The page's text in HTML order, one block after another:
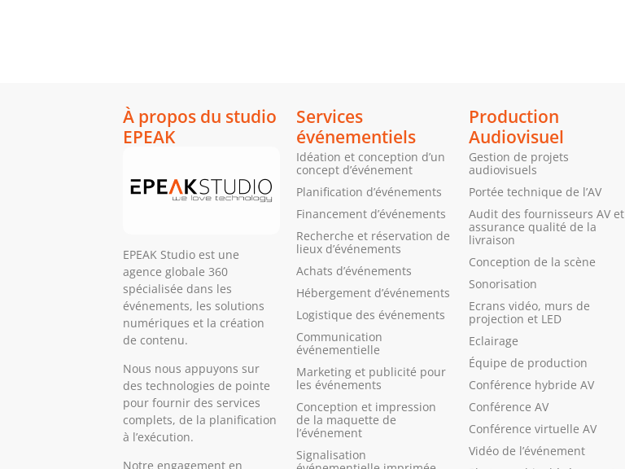
À propos du studio
EPEAK
EPEAK Studio est une
agence globale 360
spécialisée dans les
événements, les solutions
numériques et la création
de contenu.
Nous nous appuyons sur
des technologies de pointe
pour fournir des services
complets, de la planification
à l’exécution.
Notre engagement en
Services
événementiels
Idéation et conception d’un
concept d’événement
Planification d’événements
Financement d’événements
Recherche et réservation de
lieux d’événements
Achats d’événements
Hébergement d’événements
Logistique des événements
Communication
événementielle
Marketing et publicité pour
les événements
Conception et impression
de la maquette de
l’événement
Signalisation
Production
Audiovisuel
Gestion de projets
audiovisuels
Portée technique de l’AV
Audit des fournisseurs AV et
assurance qualité de la
livraison
Conception de la scène
Sonorisation
Ecrans vidéo, murs de
projection et LED
Eclairage
Équipe de production
Conférence hybride AV
Conférence AV
Conférence virtuelle AV
Vidéo de l’événement